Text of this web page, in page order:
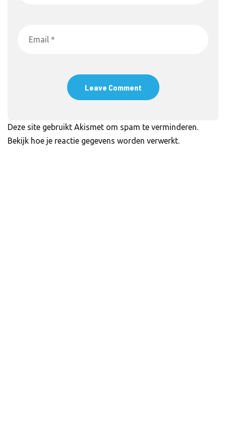
Deze site gebruikt Akismet om spam te verminderen.
Bekijk hoe je reactie gegevens worden verwerkt.